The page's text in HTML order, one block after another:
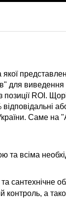
для
ROI.
відповідальні
Саме на
та всіма
сантехнічне
контроль, а